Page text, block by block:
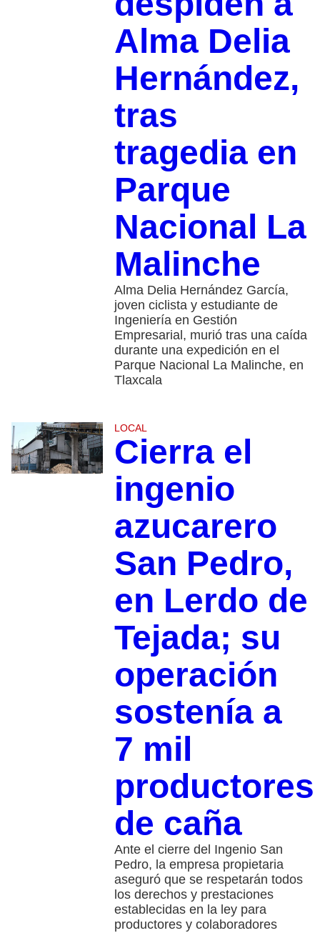
Alma Delia
Hernández,
tras
tragedia en
Parque
Nacional La
Malinche
Alma Delia Hernández García,
joven ciclista y estudiante de
Ingeniería en Gestión
Empresarial, murió tras una caída
durante una expedición en el
Parque Nacional La Malinche, en
Tlaxcala
LOCAL
Cierra el
ingenio
azucarero
San Pedro,
en Lerdo de
Tejada; su
operación
sostenía a
7 mil
productores
de caña
Ante el cierre del Ingenio San
Pedro, la empresa propietaria
aseguró que se respetarán todos
los derechos y prestaciones
establecidas en la ley para
productores y colaboradores